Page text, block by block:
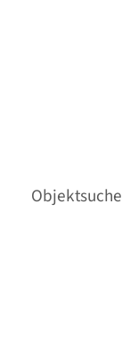
Objektsuche